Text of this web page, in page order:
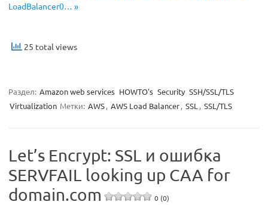
LoadBalancer0… »
25 total views
Раздел: Amazon web services HOWTO's Security SSH/SSL/TLS
Virtualization Метки: AWS, AWS Load Balancer, SSL , SSL/TLS
Let’s Encrypt: SSL и ошибка
SERVFAIL looking up CAA for
domain.com
0 (0)